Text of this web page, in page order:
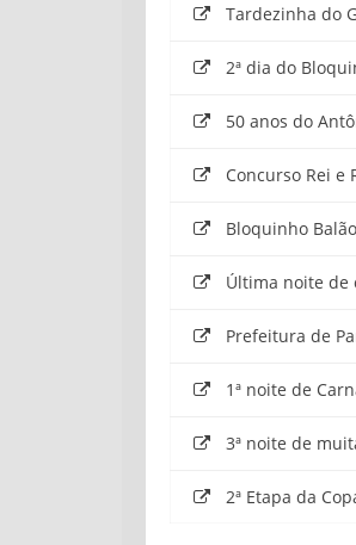
Tardezinha do
2ª dia do
50 anos do
Concurso Rei e
Bloquinho
Última noite de
Prefeitura de
1ª noite de
3ª noite de
2ª Etapa da